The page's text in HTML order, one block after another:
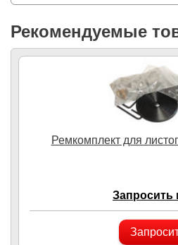
Рекомендуемые
Ремкомплект для
Запросить